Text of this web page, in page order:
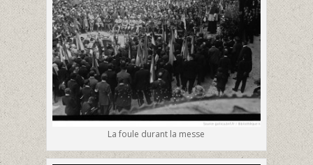
La foule durant la messe